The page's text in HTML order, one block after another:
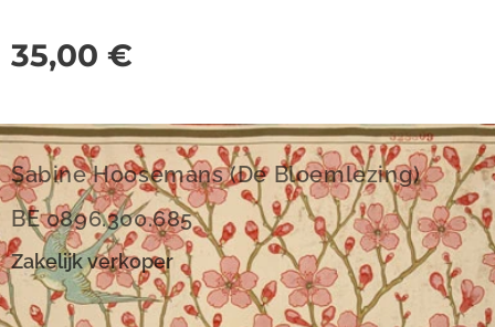
35,00 €
Sabine Hoosemans (De Bloemlezing)
BE 0896.300.685
Zakelijk verkoper